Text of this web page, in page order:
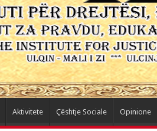
Aktivitete Çështje Sociale Opinione